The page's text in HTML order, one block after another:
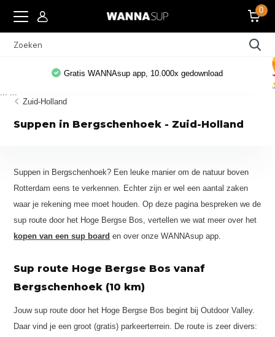
0
Gratis WANNAsup app, 10.000x gedownload
Zuid-Holland
Suppen in Bergschenhoek - Zuid-Holland
Suppen in Bergschenhoek? Een leuke manier om de natuur boven
Rotterdam eens te verkennen. Echter zijn er wel een aantal zaken
waar je rekening mee moet houden. Op deze pagina bespreken we de
sup route door het Hoge Bergse Bos, vertellen we wat meer over het
kopen van een sup board en over onze WANNAsup app.
Sup route Hoge Bergse Bos vanaf
Bergschenhoek (10 km)
Jouw sup route door het Hoge Bergse Bos begint bij Outdoor Valley.
Daar vind je een groot (gratis) parkeerterrein. De route is zeer divers:
... ...